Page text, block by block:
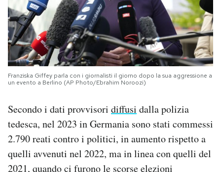
Franziska Giffey parla con i giornalisti il giorno dopo la sua aggressione a
un evento a Berlino (AP Photo/Ebrahim Noroozi)
Secondo i dati provvisori diffusi dalla polizia
tedesca, nel 2023 in Germania sono stati commessi
2.790 reati contro i politici, in aumento rispetto a
quelli avvenuti nel 2022, ma in linea con quelli del
2021, quando ci furono le scorse elezioni